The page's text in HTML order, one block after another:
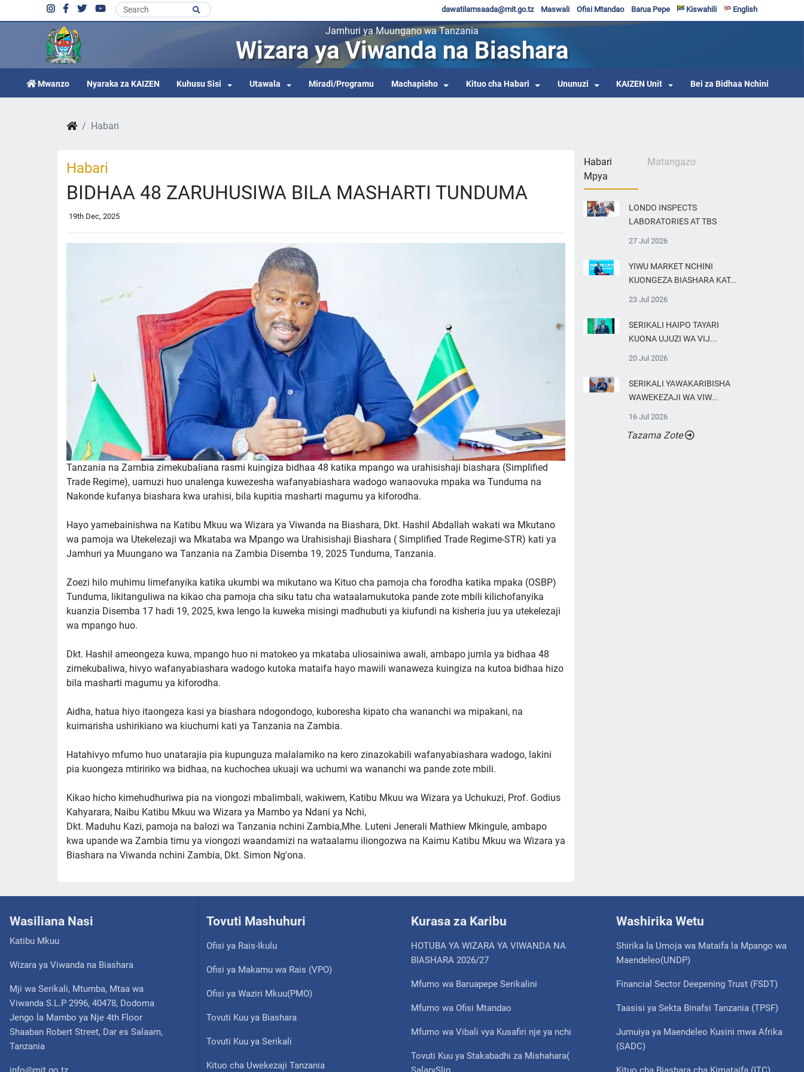
English
Kiswahili
Barua Pepe
Ofisi Mtandao
Maswali
dawatilamsaada@mit.go.tz
Jamhuri ya Muungano wa Tanzania
Wizara ya Viwanda na Biashara
Mwanzo Nyaraka za KAIZEN Kuhusu Sisi Utawala Miradi/Programu Machapisho Kituo cha Habari Ununuzi KAIZEN Unit Bei za Bidhaa Nchini
Habari
Habari
BIDHAA 48 ZARUHUSIWA BILA MASHARTI TUNDUMA
19th Dec, 2025
Tanzania na Zambia zimekubaliana rasmi kuingiza bidhaa 48 katika mpango wa urahisishaji biashara (Simplified
Trade Regime), uamuzi huo unalenga kuwezesha wafanyabiashara wadogo wanaovuka mpaka wa Tunduma na
Nakonde kufanya biashara kwa urahisi, bila kupitia masharti magumu ya kiforodha.
Hayo yamebainishwa na Katibu Mkuu wa Wizara ya Viwanda na Biashara, Dkt. Hashil Abdallah wakati wa Mkutano
wa pamoja wa Utekelezaji wa Mkataba wa Mpango wa Urahisishaji Biashara ( Simplified Trade Regime-STR) kati ya
Jamhuri ya Muungano wa Tanzania na Zambia Disemba 19, 2025 Tunduma, Tanzania.
Zoezi hilo muhimu limefanyika katika ukumbi wa mikutano wa Kituo cha pamoja cha forodha katika mpaka (OSBP)
Tunduma, likitanguliwa na kikao cha pamoja cha siku tatu cha wataalamukutoka pande zote mbili kilichofanyika
kuanzia Disemba 17 hadi 19, 2025, kwa lengo la kuweka misingi madhubuti ya kiufundi na kisheria juu ya utekelezaji
wa mpango huo.
Dkt. Hashil ameongeza kuwa, mpango huo ni matokeo ya mkataba uliosainiwa awali, ambapo jumla ya bidhaa 48
zimekubaliwa, hivyo wafanyabiashara wadogo kutoka mataifa hayo mawili wanaweza kuingiza na kutoa bidhaa hizo
bila masharti magumu ya kiforodha.
Aidha, hatua hiyo itaongeza kasi ya biashara ndogondogo, kuboresha kipato cha wananchi wa mipakani, na
kuimarisha ushirikiano wa kiuchumi kati ya Tanzania na Zambia.
Hatahivyo mfumo huo unatarajia pia kupunguza malalamiko na kero zinazokabili wafanyabiashara wadogo, lakini
pia kuongeza mtiririko wa bidhaa, na kuchochea ukuaji wa uchumi wa wananchi wa pande zote mbili.
Kikao hicho kimehudhuriwa pia na viongozi mbalimbali, wakiwem, Katibu Mkuu wa Wizara ya Uchukuzi, Prof. Godius
Kahyarara, Naibu Katibu Mkuu wa Wizara ya Mambo ya Ndani ya Nchi,
Dkt. Maduhu Kazi, pamoja na balozi wa Tanzania nchini Zambia,Mhe. Luteni Jenerali Mathiew Mkingule, ambapo
kwa upande wa Zambia timu ya viongozi waandamizi na wataalamu iliongozwa na Kaimu Katibu Mkuu wa Wizara ya
Biashara na Viwanda nchini Zambia, Dkt. Simon Ng'ona.
Habari
Mpya
Matangazo
LONDO INSPECTS
LABORATORIES AT TBS
27 Jul 2026
YIWU MARKET NCHINI
KUONGEZA BIASHARA KAT...
23 Jul 2026
SERIKALI HAIPO TAYARI
KUONA UJUZI WA VIJ...
20 Jul 2026
SERIKALI YAWAKARIBISHA
WAWEKEZAJI WA VIW...
16 Jul 2026
Tazama Zote
Wasiliana Nasi
Katibu Mkuu
Wizara ya Viwanda na Biashara
Mji wa Serikali, Mtumba, Mtaa wa
Viwanda S.L.P 2996, 40478, Dodoma
Jengo la Mambo ya Nje 4th Floor
Shaaban Robert Street, Dar es Salaam,
Tanzania
Tovuti Mashuhuri
Ofisi ya Rais-Ikulu
Ofisi ya Makamu wa Rais (VPO)
Ofisi ya Waziri Mkuu(PMO)
Tovuti Kuu ya Biashara
Tovuti Kuu ya Serikali
Kituo cha Uwekezaji Tanzania
Kurasa za Karibu
HOTUBA YA WIZARA YA VIWANDA NA
BIASHARA 2026/27
Mfumo wa Baruapepe Serikalini
Mfumo wa Ofisi Mtandao
Mfumo wa Vibali vya Kusafiri nje ya nchi
Tovuti Kuu ya Stakabadhi za Mishahara(
Washirika Wetu
Shirika la Umoja wa Mataifa la Mpango wa
Maendeleo(UNDP)
Financial Sector Deepening Trust (FSDT)
Taasisi ya Sekta Binafsi Tanzania (TPSF)
Jumuiya ya Maendeleo Kusini mwa Afrika
(SADC)